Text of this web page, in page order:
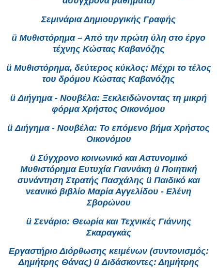
Σεμινάρια Δημιουργικής Γραφής
ü Μυθιστόρημα – Από την πρώτη ύλη στο έργο
τέχνης Κώστας Καβανόζης
ü Μυθιστόρημα, δεύτερος κύκλος: Μέχρι το τέλος
του δρόμου Κώστας Καβανόζης
ü Διήγημα - Νουβέλα: Ξεκλειδώνοντας τη μικρή
φόρμα Χρήστος Οικονόμου
ü Διήγημα - Νουβέλα: Το επόμενο βήμα Χρήστος
Οικονόμου
ü Σύγχρονο κοινωνικό και Αστυνομικό
Μυθιστόρημα Ευτυχία Γιαννάκη ü Ποιητική
συνάντηση Στρατής Πασχάλης ü Παιδικό και
νεανικό βιβλίο Μαρία Αγγελίδου - Ελένη
Σβορώνου
ü Σενάριο: Θεωρία και Τεχνικές Γιάννης
Σκαραγκάς
Εργαστήριο Διόρθωσης κειμένων (συντονισμός:
Δημήτρης Θάνας) ü Διδάσκοντες: Δημήτρης